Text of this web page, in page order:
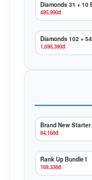
Diamonds 31 + 10
495,990đ
Diamonds 102 +
1,698,390đ
Brand New Starter
84,168đ
Rank Up Bundle I
169,338đ